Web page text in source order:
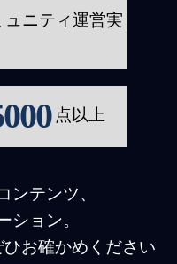
ニティ運営実
点以上
ンテンツ、
ション。
お確かめください